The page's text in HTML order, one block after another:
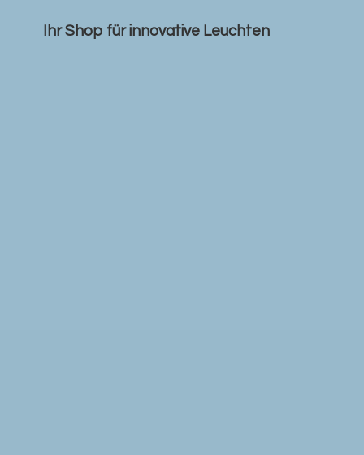
Ihr Shop fürinnovative Leuchten